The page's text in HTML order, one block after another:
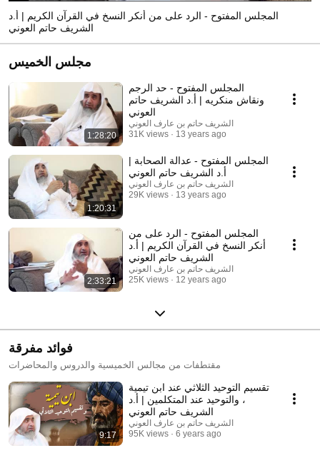
المجلس المفتوح - الرد على من أنكر النسخ في القرآن الكريم | أ.د
الشريف حاتم العوني
مجلس الخميس
1:28:20
المجلس المفتوح - حد الرجم
ونقاش منكريه | أ.د الشريف حاتم
العوني
الشريف حاتم بن عارف العوني
31K views
13 years ago
1:20:31
المجلس المفتوح - عدالة الصحابة |
أ.د الشريف حاتم العوني
الشريف حاتم بن عارف العوني
29K views
13 years ago
2:33:21
المجلس المفتوح - الرد على من
أنكر النسخ في القرآن الكريم | أ.د
الشريف حاتم العوني
الشريف حاتم بن عارف العوني
25K views
12 years ago
فوائد مفرقة
مقتطفات من مجالس الخميسية والدروس والمحاضرات
9:17
تقسيم التوحيد الثلاثي عند ابن تيمية
، والتوحيد عند المتكلمين | أ.د
الشريف حاتم العوني
الشريف حاتم بن عارف العوني
95K views
6 years ago